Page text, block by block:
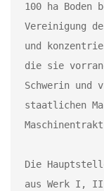
100 ha
Vereinigung
und
die sie
Schwerin und
staatlichen
Die
aus Werk I,